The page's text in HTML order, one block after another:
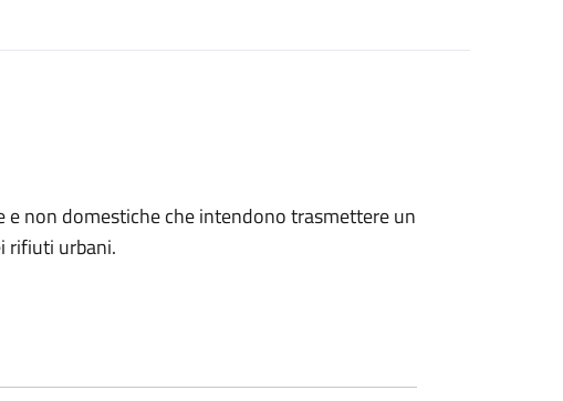
non domestiche che intendono trasmettere un
rifiuti urbani.